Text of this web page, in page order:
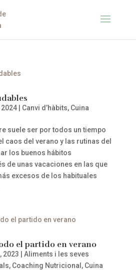
2024| Canvi d’hàbits, Cuina
suele ser por todos un tiempo
caos del verano y las rutinas del
los buenos hábitos
de unas vacaciones en las que
excesos de los habituales
el partido en verano
2023
Aliments i les seves
, Coaching Nutricional , Cuina